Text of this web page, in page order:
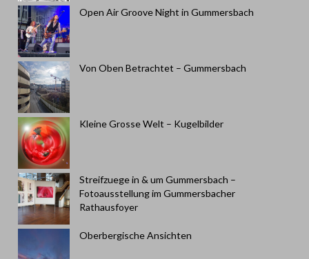
Open Air Groove Night in Gummersbach
Von Oben Betrachtet – Gummersbach
Kleine Grosse Welt – Kugelbilder
Streifzuege in & um Gummersbach –
Fotoausstellung im Gummersbacher
Rathausfoyer
Oberbergische Ansichten